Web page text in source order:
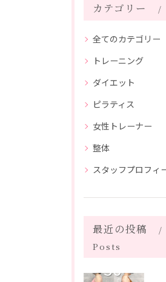
カテゴリー
全てのカテゴリー
トレーニング
ダイエット
ピラティス
女性トレーナー
整体
スタッフプロフィ
最近の投稿
Posts